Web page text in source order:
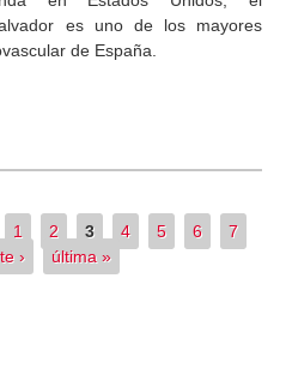
es uno de los mayores
de España.
1 2 3 4 5 6
7
›
última »